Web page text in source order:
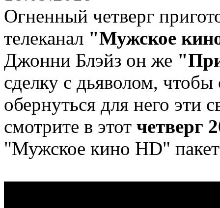
Огненный четверг
телеканал "Мужское
Джонни Блэйз он же
сделку с дьяволом,
обернуться для него эти
смотрите в этот четверг
"Мужское кино HD"